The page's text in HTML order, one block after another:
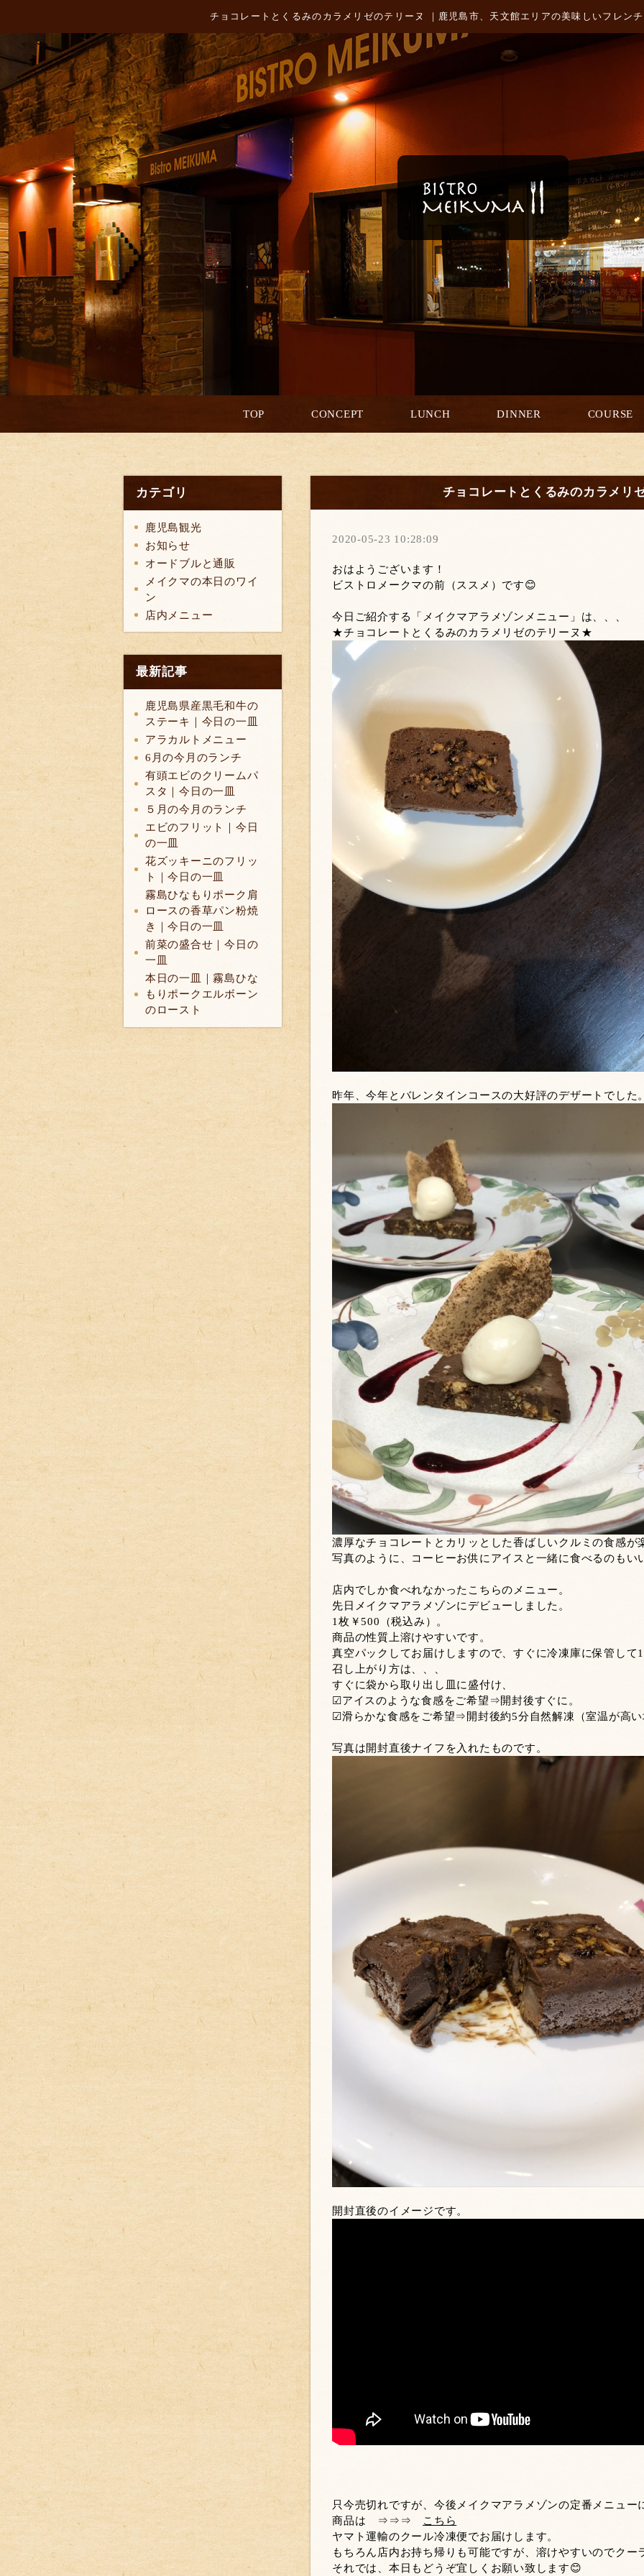
チョコレートとくるみのカラメリゼのテリーヌ ｜鹿児島市、天文館エリアの美味しいフレン
TOP CONCEPT LUNCH DINNER COURSE
カテゴリ
鹿児島観光
お知らせ
オードブルと通販
メイクマの本日のワイ
ン
店内メニュー
最新記事
鹿児島県産黒毛和牛の
ステーキ｜今日の一皿
アラカルトメニュー
6月の今月のランチ
有頭エビのクリームパ
スタ｜今日の一皿
５月の今月のランチ
エビのフリット｜今日
の一皿
花ズッキーニのフリッ
ト｜今日の一皿
霧島ひなもりポーク肩
ロースの香草パン粉焼
き｜今日の一皿
前菜の盛合せ｜今日の
一皿
本日の一皿｜霧島ひな
もりポークエルボーン
のロースト
チョコレートとくるみのカラメリ
2020-05-23 10:28:09
おはようございます！
ビストロメークマの前（ススメ）です😊
今日ご紹介する「メイクマアラメゾンメニュー」は、、、
★チョコレートとくるみのカラメリゼのテリーヌ★
昨年、今年とバレンタインコースの大好評のデザートでした
濃厚なチョコレートとカリッとした香ばしいクルミの食感が
写真のように、コーヒーお供にアイスと一緒に食べるのもい
店内でしか食べれなかったこちらのメニュー。
先日メイクマアラメゾンにデビューしました。
1枚￥500（税込み）。
商品の性質上溶けやすいです。
真空パックしてお届けしますので、すぐに冷凍庫に保管して
召し上がり方は、、、
すぐに袋から取り出し皿に盛付け、
☑アイスのような食感をご希望⇒開封後すぐに。
☑滑らかな食感をご希望⇒開封後約5分自然解凍（室温が高
写真は開封直後ナイフを入れたものです。
開封直後のイメージです。
只今売切れですが、今後メイクマアラメゾンの定番メニュー
商品は ⇒⇒⇒
こちら
ヤマト運輸のクール冷凍便でお届けします。
もちろん店内お持ち帰りも可能ですが、溶けやすいのでクー
それでは、本日もどうぞ宜しくお願い致します😊